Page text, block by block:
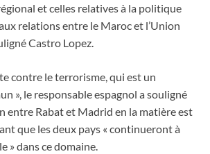
et celles relatives à la politique
relations entre le Maroc et l’Union
Castro Lopez.
contre le terrorisme, qui est un
», le responsable espagnol a souligné
entre Rabat et Madrid en la matière est
que les deux pays « continueront à
» dans ce domaine.